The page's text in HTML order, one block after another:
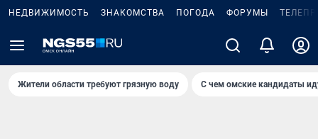
НЕДВИЖИМОСТЬ ЗНАКОМСТВА ПОГОДА ФОРУМЫ
Жители области требуют грязную воду С чем омские кандидаты